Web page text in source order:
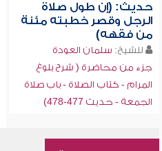
حديث: (إن طول صلاة
الرجل وقصر خطبته مئنة
من فقهه)
للشيخ: سلمان العودة
جزء من محاضرة ( شرح بلوغ
المرام - كتاب الصلاة - باب صلاة
الجمعة - حديث 477-478)